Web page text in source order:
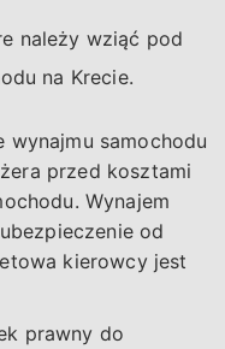
należy wziąć pod
na Krecie.
wynajmu samochodu
przed kosztami
Wynajem
od
kierowcy jest
prawny do